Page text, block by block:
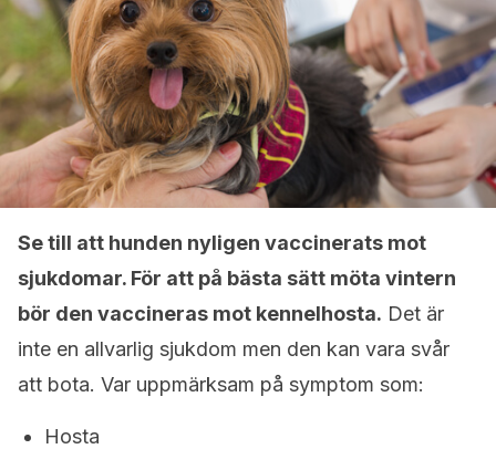
Se till att hunden nyligen vaccinerats mot
sjukdomar. För att på bästa sätt möta vintern
bör den vaccineras mot kennelhosta. Det är
inte en allvarlig sjukdom men den kan vara svår
att bota. Var uppmärksam på symptom som:
Hosta